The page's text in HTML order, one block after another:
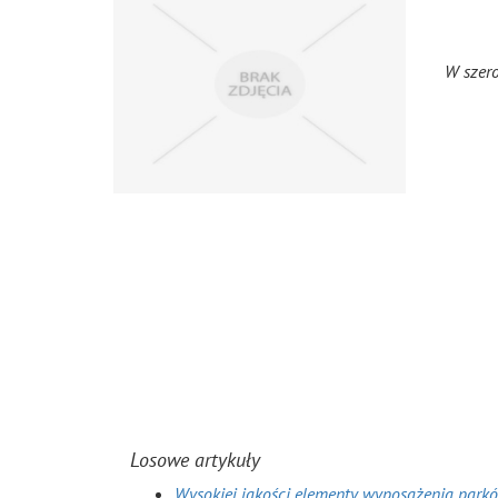
W
Losowe artykuły
Wysokiej jakości elementy wyposażenia